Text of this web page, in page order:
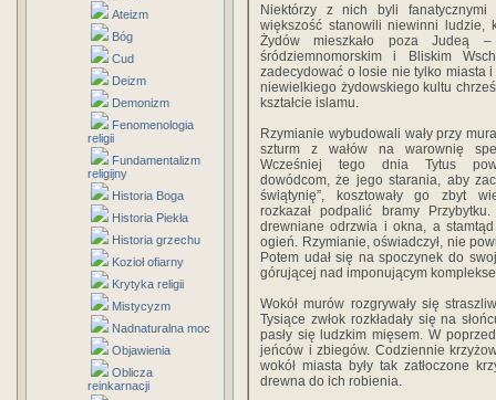
Ateizm
Bóg
Cud
Deizm
Demonizm
Fenomenologia
religii
Fundamentalizm
religijny
Historia Boga
Historia Piekła
Historia grzechu
Kozioł ofiarny
Krytyka religii
Mistycyzm
Nadnaturalna moc
Objawienia
Oblicza
reinkarnacji
Niektórzy z nich byli fanatycznymi
większość stanowili niewinni ludzie,
Żydów mieszkało poza Judeą
śródziemnomorskim i Bliskim
zadecydować o losie nie tylko miasta
niewielkiego żydowskiego kultu
kształcie islamu.
Rzymianie wybudowali wały przy
szturm z wałów na warownię
Wcześniej tego dnia Tytus
dowódcom, że jego starania, aby
świątynię”, kosztowały go zbyt
rozkazał podpalić bramy
drewniane odrzwia i okna, a
ogień. Rzymianie, oświadczył, nie
Potem udał się na spoczynek do
górującej nad imponującym
Wokół murów rozgrywały się
Tysiące zwłok rozkładały się na
pasły się ludzkim mięsem. W
jeńców i zbiegów. Codziennie
wokół miasta były tak zatłoczone
drewna do ich robienia.